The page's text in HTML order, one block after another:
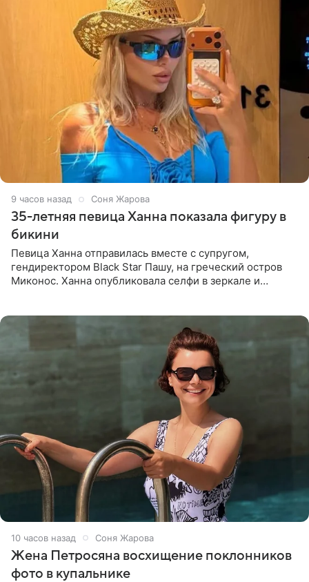
9 часов назад Соня Жарова
35-летняя певица Ханна показала фигуру в
бикини
Певица Ханна отправилась вместе с супругом,
гендиректором Black Star Пашу, на греческий остров
Миконос. Ханна опубликовала селфи в зеркале и
10 часов назад Соня Жарова
Жена Петросяна восхищение поклонников
фото в купальнике